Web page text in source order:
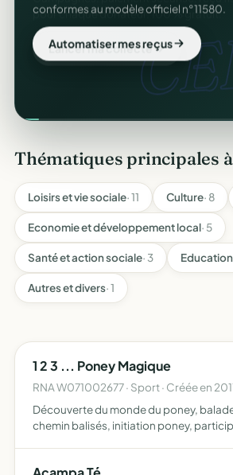
conformes au modèle officiel n°11580.
Automatiser mes reçus
Thématiques principales
Loisirs et vie sociale· 11 Culture· 8
Economie et développement local· 5
Santé et action sociale· 3
Autres et divers· 1
1 2 3 ... Poney Magique
RNA W071002677 · Sport · Créée en
Découverte du monde du poney,
chemin balisés, initiation poney,